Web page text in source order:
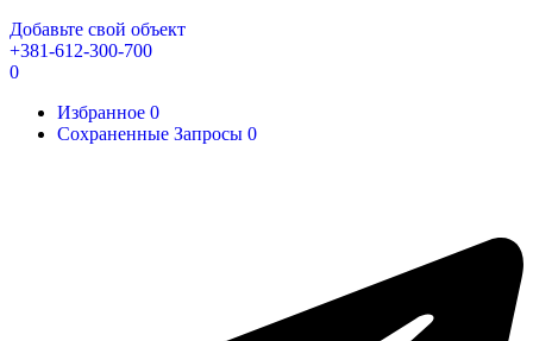
Добавьте свой объект
+381-612-300-700
0
Избранное 0
Сохраненные Запросы 0